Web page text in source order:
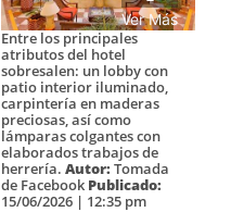
Ver Más
Entre los principales
atributos del hotel
sobresalen: un lobby con
patio interior iluminado,
carpintería en maderas
preciosas, así como
lámparas colgantes con
elaborados trabajos de
herrería. Autor: Tomada
de Facebook Publicado:
15/06/2026 | 12:35 pm